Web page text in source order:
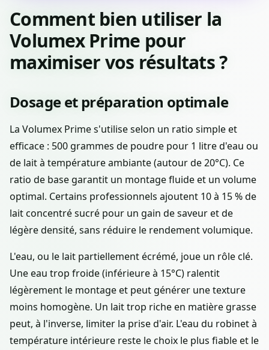
Comment bien utiliser la
Volumex Prime pour
maximiser vos résultats ?
Dosage et préparation optimale
La Volumex Prime s'utilise selon un ratio simple et
efficace : 500 grammes de poudre pour 1 litre d'eau ou
de lait à température ambiante (autour de 20°C). Ce
ratio de base garantit un montage fluide et un volume
optimal. Certains professionnels ajoutent 10 à 15 % de
lait concentré sucré pour un gain de saveur et de
légère densité, sans réduire le rendement volumique.
L'eau, ou le lait partiellement écrémé, joue un rôle clé.
Une eau trop froide (inférieure à 15°C) ralentit
légèrement le montage et peut générer une texture
moins homogène. Un lait trop riche en matière grasse
peut, à l'inverse, limiter la prise d'air. L'eau du robinet à
température intérieure reste le choix le plus fiable et le